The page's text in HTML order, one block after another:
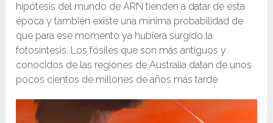
hipótesis del mundo de ARN tienden a datar de esta
época y también existe una mínima probabilidad de
que para ese momento ya hubiera surgido la
fotosíntesis. Los fósiles que son más antiguos y
conocidos de las regiones de Australia datan de unos
pocos cientos de millones de años más tarde.